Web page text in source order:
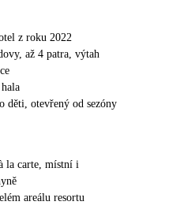
z roku 2022
až 4 patra, výtah
děti, otevřený od sezóny
la carte, místní i
areálu resortu